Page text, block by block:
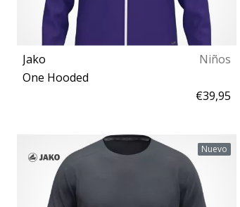
Jako
Niños
One Hooded
€39,95
116 128 140 152 164 Nuevo